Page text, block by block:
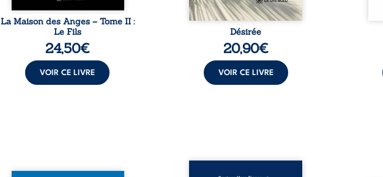
La Maison des Anges – Tome II :
Le Fils
24,50€
VOIR CE LIVRE
Désirée
20,90€
VOIR CE LIVRE